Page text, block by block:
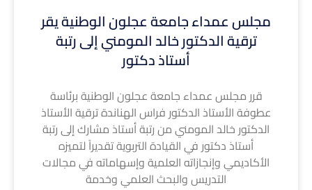
مجلس عمداء جامعة عجلون الوطنية يقر
ترقية الدكتور خالد المومني إلى رتبة
أستاذ دكتور
قرر مجلس عمداء جامعة عجلون الوطنية برئاسة
عطوفة الأستاذ الدكتور فراس الهناندة ترقية الأستاذ
الدكتور خالد المومني من رتبة أستاذ مشارك إلى رتبة
أستاذ دكتور في القيادة التربوية تقديراً لتميزه
الأكاديمي وإنجازاته العلمية وإسهاماته في مجالات
التدريس والبحث العلمي وخدمة